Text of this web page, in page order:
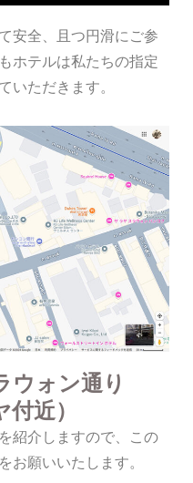
安全、且つ円滑にご参
ホテルは私たちの指定
いただきます。
ウォン通り
近）
紹介しますので、この
お願いいたします。